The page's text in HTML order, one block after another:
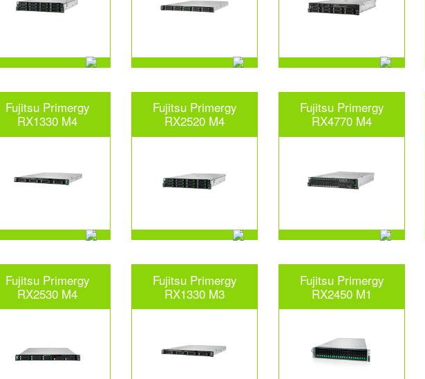
Fujitsu Primergy
RX1330 M4
Fujitsu Primergy
RX2520 M4
Fujitsu Primergy
RX4770 M4
Fujitsu Primergy
RX2530 M4
Fujitsu Primergy
RX1330 M3
Fujitsu Primergy
RX2450 M1